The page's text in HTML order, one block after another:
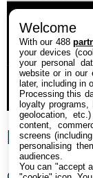
Welcome
With our 488
your devices
your personal
website or in our
later, including in
Processing this
loyalty programs,
geolocation,
content,
screens
personalising
audiences.
You can "accept